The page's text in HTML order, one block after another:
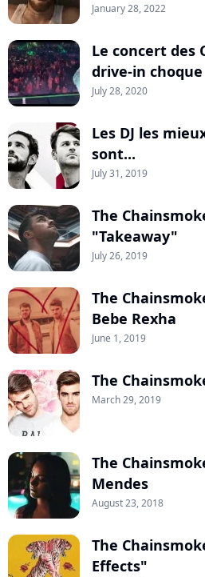
January 28, 2022
Le concert des
drive-in choque
July 28, 2020
Les DJ les
sont...
July 31, 2019
The
"Takeaway"
July 26, 2019
The
Bebe Rexha
June 1, 2019
The
March 29, 2019
The
Mendes
August 23, 2018
The
Effects"